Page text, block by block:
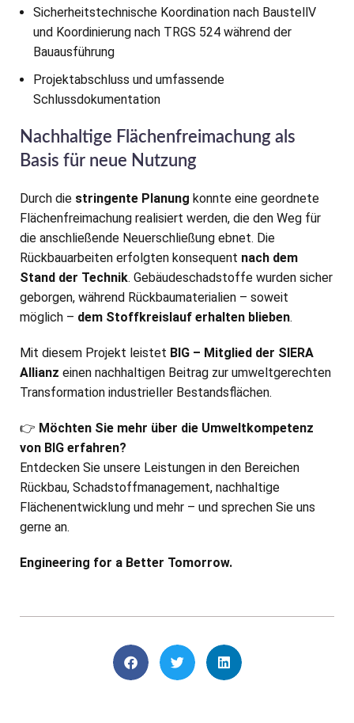
Sicherheitstechnische Koordination nach BaustellV
und Koordinierung nach TRGS 524 während der
Bauausführung
Projektabschluss und umfassende
Schlussdokumentation
Nachhaltige Flächenfreimachung als
Basis für neue Nutzung
Durch die stringente Planung konnte eine geordnete
Flächenfreimachung realisiert werden, die den Weg für
die anschließende Neuerschließung ebnet. Die
Rückbauarbeiten erfolgten konsequent nach dem
Stand der Technik. Gebäudeschadstoffe wurden sicher
geborgen, während Rückbaumaterialien – soweit
möglich – dem Stoffkreislauf erhalten blieben.
Mit diesem Projekt leistet BIG – Mitglied der SIERA
Allianz einen nachhaltigen Beitrag zur umweltgerechten
Transformation industrieller Bestandsflächen.
👉 Möchten Sie mehr über die Umweltkompetenz
von BIG erfahren?
Entdecken Sie unsere Leistungen in den Bereichen
Rückbau, Schadstoffmanagement, nachhaltige
Flächenentwicklung und mehr – und sprechen Sie uns
gerne an.
Engineering for a Better Tomorrow.